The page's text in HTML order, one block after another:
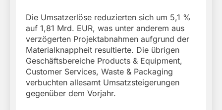
Die Umsatzerlöse reduzierten sich um 5,1 %
auf 1,81 Mrd. EUR, was unter anderem aus
verzögerten Projektabnahmen aufgrund der
Materialknappheit resultierte. Die übrigen
Geschäftsbereiche Products & Equipment,
Customer Services, Waste & Packaging
verbuchten allesamt Umsatzsteigerungen
gegenüber dem Vorjahr.